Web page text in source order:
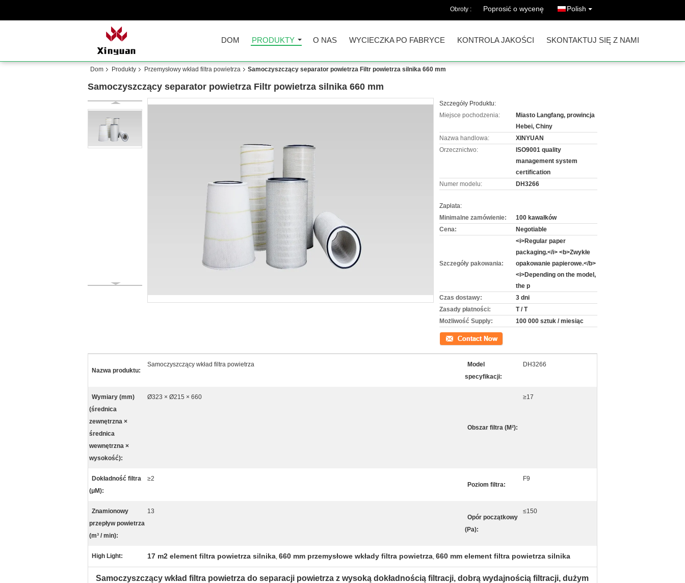
Obroty : Poprosić o wycenę Polish
DOM PRODUKTY O NAS WYCIECZKA PO FABRYCE KONTROLA JAKOŚCI SKONTAKTUJ SIĘ Z NAMI
Dom Produkty Przemysłowy wkład filtra powietrza Samoczyszczący separator powietrza Filtr powietrza silnika 660 mm
Samoczyszczący separator powietrza Filtr powietrza silnika 660 mm
Szczegóły Produktu:
Miejsce pochodzenia:
Miasto Langfang, prowincja
Hebei, Chiny
Nazwa handlowa:
XINYUAN
Orzecznictwo:
ISO9001 quality
management system
certification
Numer modelu:
DH3266
Zapłata:
Minimalne zamówienie:
100 kawałków
Cena:
Negotiable
Szczegóły pakowania:
<i>Regular paper
packaging.</i> <b>Zwykłe
opakowanie papierowe.</b>
<i>Depending on the model,
the p
Czas dostawy:
3 dni
Zasady płatności:
T / T
Możliwość Supply:
100 000 sztuk / miesiąc
Kontakt
Nazwa produktu:
Samoczyszczący wkład filtra powietrza
Model
specyfikacji:
DH3266
Wymiary (mm)
(średnica
zewnętrzna ×
średnica
wewnętrzna ×
wysokość):
Ø323 × Ø215 × 660
Obszar filtra (M²):
≥17
Dokładność filtra
(μM):
≥2
Poziom filtra:
F9
Znamionowy
przepływ powietrza
(m³ / min):
13
Opór początkowy
(Pa):
≤150
High Light: 17 m2 element filtra powietrza silnika, 660 mm przemysłowe wkłady filtra powietrza, 660 mm element filtra powietrza silnika
Samoczyszczący wkład filtra powietrza do separacji powietrza z wysoką dokładnością filtracji, dobrą wydajnością filtracji, dużym